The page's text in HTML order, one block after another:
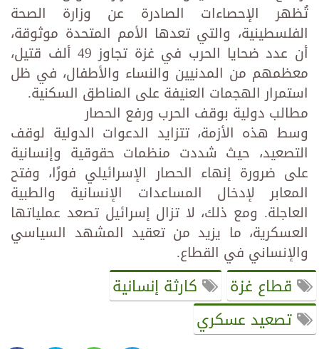
تُظهر الإحصاءات الصادرة عن وزارة الصحة
الفلسطينية، والتي تعدها الأمم المتحدة موثوقة،
أن عدد ضحايا الحرب في غزة تجاوز 49 ألف قتيل،
معظمهم من المدنيين والنساء والأطفال، في ظل
استمرار الهجمات العنيفة على المناطق السكنية.
مطالب دولية بوقف الحرب ورفع الحصار
وسط هذه الأزمة، تتزايد الدعوات الدولية لوقف
التصعيد، حيث شددت منظمات حقوقية وإنسانية
على ضرورة إنهاء الحصار الإسرائيلي فورًا، وفتح
المعابر لإدخال المساعدات الإنسانية والطبية
العاجلة. ومع ذلك، لا تزال إسرائيل تصعد عملياتها
العسكرية، ما يزيد من تعقيد المشهد السياسي
والإنساني في القطاع.
قطاع غزة
كارثة إنسانية
تصعيد عسكري